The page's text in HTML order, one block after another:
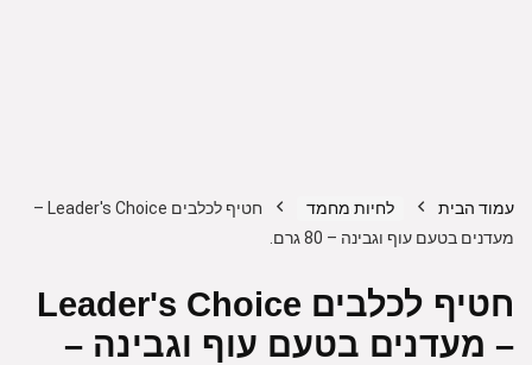
עמוד הבית לחיות מחמד
חטיף לכלבים Leader's Choice –
מעדנים בטעם עוף וגבינה – 80 גרם.
חטיף לכלבים Leader's Choice
– מעדנים בטעם עוף וגבינה –